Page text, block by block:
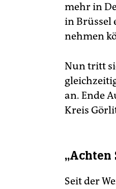
mehr in
in Brüssel
nehmen
Nun tritt
an. Ende
Kreis
Seit der